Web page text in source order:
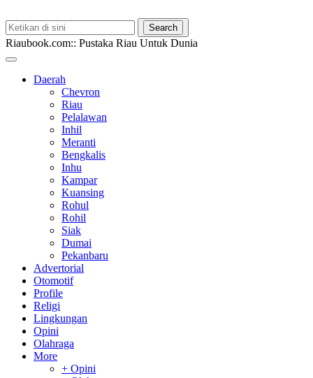
Riaubook.com:: Pustaka Riau Untuk Dunia
Daerah
Chevron
Riau
Pelalawan
Inhil
Meranti
Bengkalis
Inhu
Kampar
Kuansing
Rohul
Rohil
Siak
Dumai
Pekanbaru
Advertorial
Otomotif
Profile
Religi
Lingkungan
Opini
Olahraga
More
+ Opini